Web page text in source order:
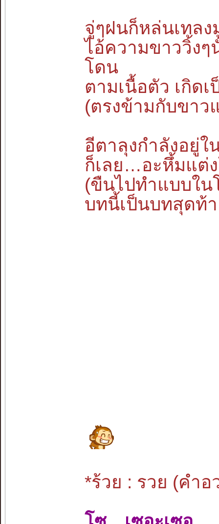
จู่ๆฝนก็หล่นเทล
ไอ้ความขาววิ้ง
โดน
ตามเนื้อตัว เกิด
(ตรงข้ามกับขา
อีตาลุงกำลังอยู่
ก็เลย…อะหึ้มแต่
(ขืนไปทำแบบใน
บทนี้เป็นบทสุดท้
*ร้วย : รวย (คำ